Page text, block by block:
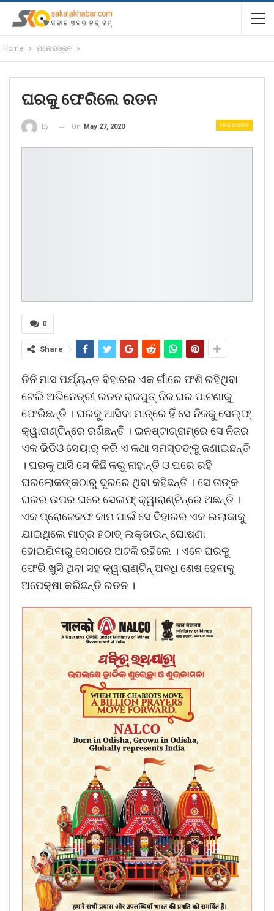
Home ମନୋରଞ୍ଜନ
ଘରକୁ ଫେରିଲେ ରତନ
ମନୋରଞ୍ଜନ
By On May 27, 2020
0
Share
ତିନି ମାସ ପର୍ଯ୍ୟନ୍ତ ବିହାରର ଏକ ଗାଁରେ ଫଶି ରହିଥିବା
ଟେଲି ଅଭିନେତ୍ରୀ ରତନ ରାଜପୁତ୍‌ ନିଜ ଘର ପାଟଣାକୁ
ଫେରିଛନ୍ତି । ଘରକୁ ଆସିବା ମାତ୍ରେ ହିଁ ସେ ନିଜକୁ ସେଲ୍‌ଫ୍‌
କ୍ୱାରାଣ୍ଟିନ୍‌ରେ ରଖିଛନ୍ତି । ଇନଷ୍ଟାଗ୍ରାମ୍‌ରେ ସେ ନିଜର
ଏକ ଭିଡିଓ ସେୟାର୍‌ କରି ଏ କଥା ସମସ୍ତଙ୍କୁ ଜଣାଇଛନ୍ତି
। ଘରକୁ ଆସି ସେ କିଛି କରୁ ନାହାନ୍ତି ଓ ଘରେ ରହି
ଘରଲୋକଙ୍କଠାରୁ ଦୂରରେ ଥିବା କହିଛନ୍ତି । ସେ ତାଙ୍କ
ଘରର ଉପର ଘରେ ସେଲଫ୍‌ କ୍ୱାରାଣ୍ଟିନ୍‌ରେ ଅଛନ୍ତି ।
ଏକ ପ୍ରୋଜେକଫ କାମ ପାଇଁ ସେ ବିହାରର ଏକ ଇଲାକାକୁ
ଯାଇଥିଲେ ମାତ୍ର ହଠାତ୍‌ ଲକ୍‌ଡାଉନ୍‌ ଘୋଷଣା
ହୋଇଯିବାରୁ ସେଠାରେ ଅଟକି ରହିଲେ । ଏବେ ଘରକୁ
ଫେରି ଖୁସି ଥିବା ସହ କ୍ୱାରାଣ୍ଟିନ୍‌ ଅବଧି ଶେଷ ହେବାକୁ
ଅପେକ୍ଷା କରିଛନ୍ତି ରତନ ।